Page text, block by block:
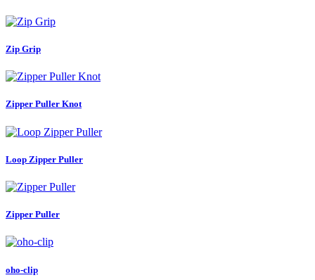
Zip Grip
Zipper Puller Knot
Loop Zipper Puller
Zipper Puller
oho-clip